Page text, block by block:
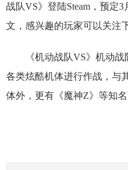
战队VS》登陆Steam，预定
文，感兴趣的玩家可以关注
《机动战队VS》机动战
各类炫酷机体进行作战，与
体外，更有《魔神Z》等知名